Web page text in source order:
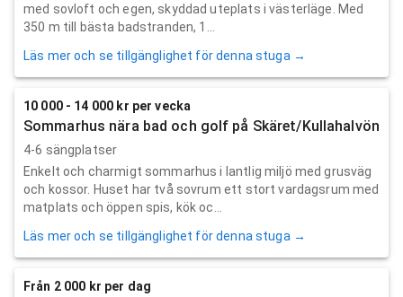
med sovloft och egen, skyddad uteplats i västerläge. Med
350 m till bästa badstranden, 1...
Läs mer och se tillgänglighet för denna stuga →
10 000 - 14 000 kr per vecka
Sommarhus nära bad och golf på Skäret/Kullahalvön
4-6 sängplatser
Enkelt och charmigt sommarhus i lantlig miljö med grusväg
och kossor. Huset har två sovrum ett stort vardagsrum med
matplats och öppen spis, kök oc...
Läs mer och se tillgänglighet för denna stuga →
Från 2 000 kr per dag